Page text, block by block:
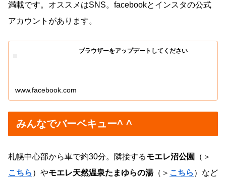
満載です。オススメはSNS。facebookとインスタの公式
アカウントがあります。
ブラウザーをアップデートしてください
www.facebook.com
みんなでバーベキュー^ ^
札幌中心部から車で約30分。隣接するモエレ沼公園
（＞
こちら ）やモエレ天然温泉たまゆらの湯（＞ こちら ）など